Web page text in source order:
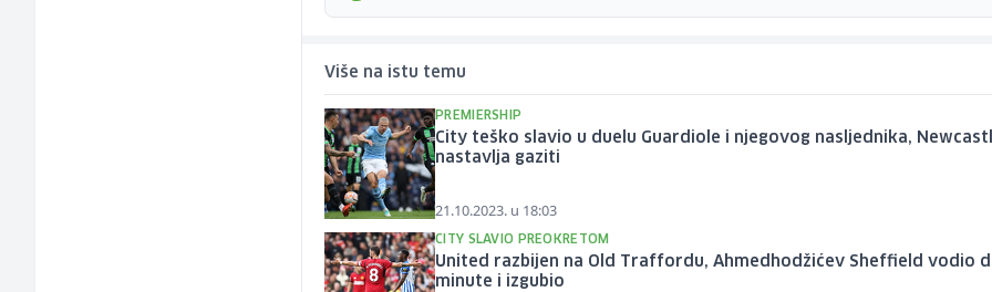
Više na istu temu
PREMIERSHIP
City teško slavio u duelu Guardiole i njegovog nasljednika,
nastavlja gaziti
21.10.2023. u 18:03
CITY SLAVIO PREOKRETOM
United razbijen na Old Traffordu, Ahmedhodžićev Sheffield vodio
minute i izgubio